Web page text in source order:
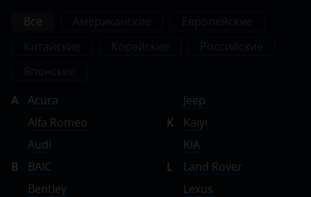
Все
A
Acura
Alfa Romeo
Audi
B
BAIC
Bentley
Jeep
K
Kaiyi
KIA
L
Land Rover
Lexus